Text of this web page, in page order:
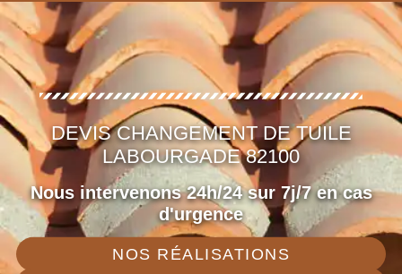
DEVIS CHANGEMENT DE TUILE
LABOURGADE 82100
Nous intervenons 24h/24 sur 7j/7 en cas
d'urgence
NOS RÉALISATIONS